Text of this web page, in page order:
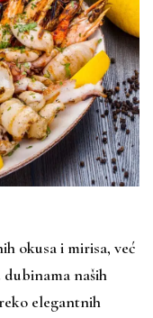
okusa i mirisa, već
naših
elegantnih